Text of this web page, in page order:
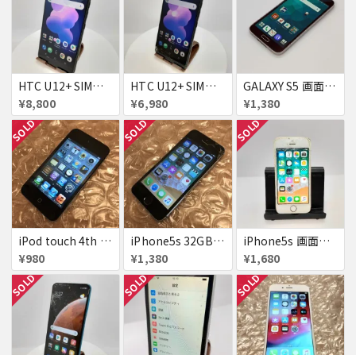
HTC U12+ SIMフリー 354395090093622
¥8,800
HTC U12+ SIMフリー 354395090091634
¥6,980
GALAXY S5 画面焼け docomo SC-04F
¥1,380
SOLD
iPod touch 4th 32GB バッテリー劣化あり
¥980
SOLD
iPhone5s 32GB docomo 画面割れ
¥1,380
SOLD
iPhone5s 画面割れ
¥1,680
SOLD SOLD SOLD